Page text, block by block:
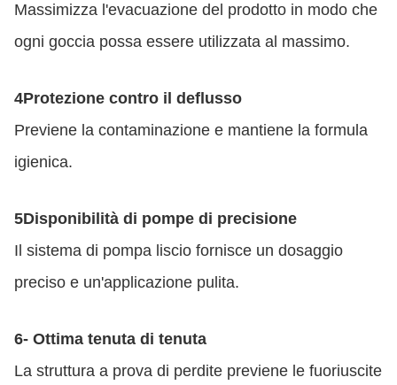
Massimizza l'evacuazione del prodotto in modo che
ogni goccia possa essere utilizzata al massimo.
4Protezione contro il deflusso
Previene la contaminazione e mantiene la formula
igienica.
5Disponibilità di pompe di precisione
Il sistema di pompa liscio fornisce un dosaggio
preciso e un'applicazione pulita.
6- Ottima tenuta di tenuta
La struttura a prova di perdite previene le fuoriuscite